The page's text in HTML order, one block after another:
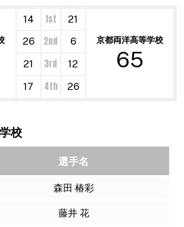
14 1st
21
京都両洋高等学校
65
26 2nd
6
21
3rd
12
17
4th 26
校
選手名
森田 椿彩
藤井 花